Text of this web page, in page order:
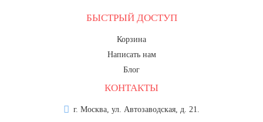
БЫСТРЫЙ ДОСТУП
Корзина
Написать нам
Блог
КОНТАКТЫ
г. Москва, ул. Автозаводская, д. 21.